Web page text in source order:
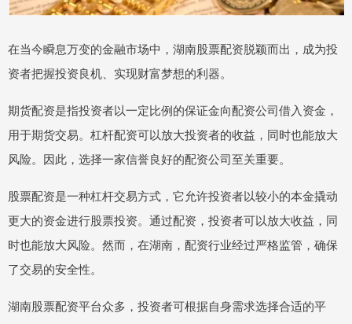
在当今瞬息万变的金融市场中，湖南股票配资脱颖而出，成为投
资者把握投资良机、实现财富梦想的利器。
期货配资是指投资者以一定比例的保证金向配资公司借入资金，
用于期货交易。杠杆配资可以放大投资者的收益，同时也能放大
风险。因此，选择一家信誉良好的配资公司至关重要。
股票配资是一种杠杆交易方式，它允许投资者以较小的本金撬动
更大的资金进行股票投资。通过配资，投资者可以放大收益，同
时也能放大风险。然而，在湖南，配资行业经过严格监管，确保
了交易的安全性。
湖南股票配资平台众多，投资者可根据自身需求选择合适的平